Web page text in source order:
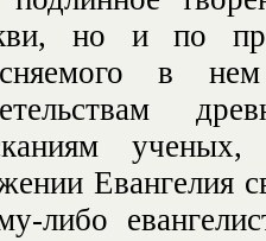
но и по
в
Евангелия
либо